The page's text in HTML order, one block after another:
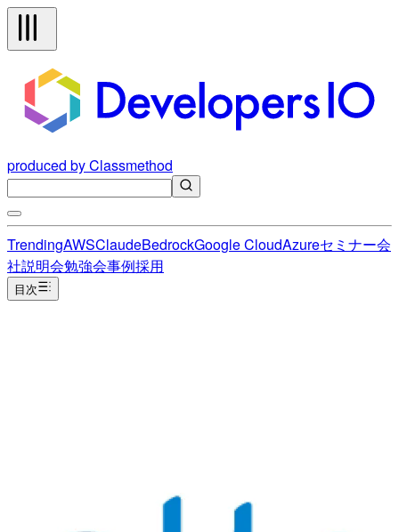
produced by Classmethod
TrendingAWSClaudeBedrockGoogle CloudAzureセミナー会
社説明会勉強会事例採用
目次